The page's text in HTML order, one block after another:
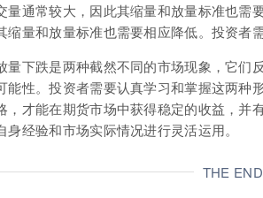
量通常较大，因此其缩量和放量标准也需
缩量和放量标准也需要相应降低。投资者
量下跌是两种截然不同的市场现象，它们
能性。投资者需要认真学习和掌握这两种
，才能在期货市场中获得稳定的收益，并
经验和市场实际情况进行灵活运用。
THE END